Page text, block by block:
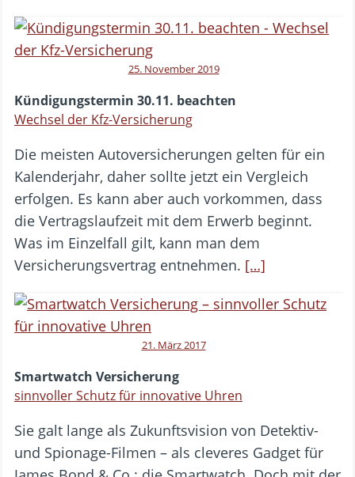
25. November 2019
Kündigungstermin 30.11. beachten
Wechsel der Kfz-Versicherung
Die meisten Autoversicherungen gelten für ein
Kalenderjahr, daher sollte jetzt ein Vergleich
erfolgen. Es kann aber auch vorkommen, dass
die Vertragslaufzeit mit dem Erwerb beginnt.
Was im Einzelfall gilt, kann man dem
Versicherungsvertrag entnehmen. […]
21. März 2017
Smartwatch Versicherung
sinnvoller Schutz für innovative Uhren
Sie galt lange als Zukunftsvision von Detektiv-
und Spionage-Filmen – als cleveres Gadget für